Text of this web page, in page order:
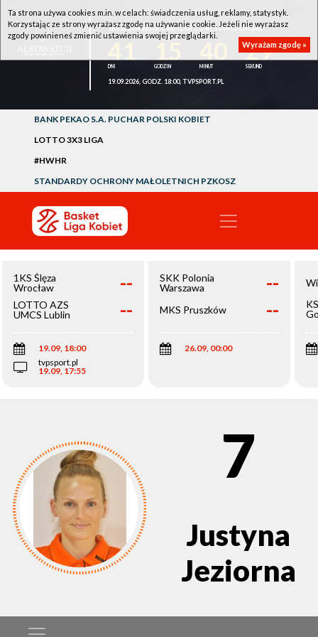
1KS ŚLĘZA WROCŁAW - LOTTO AZS UMCS LUBLIN
29
19.09.2026, GODZ. 18:00, TVPSPORT.PL
BANK PEKAO S.A. PUCHAR POLSKI KOBIET
LOTTO 3X3 LIGA
#HWHR
STANDARDY OCHRONY MAŁOLETNICH PZKOSZ
1KS Ślęza
Wrocław
--
LOTTO AZS
UMCS Lublin
--
19.09, 18:00
tvpsport.pl
19.09, 17:55
SKK Polonia
Warszawa
--
MKS Pruszków --
26.09, 00:00
7
Justyna
Jeziorna
Ta strona używa cookies m.in. w celach: świadczenia usług, reklamy, statystyk.
Korzystając ze strony wyrażasz zgodę na używanie cookie. Jeżeli nie wyrażasz
zgody powinieneś zmienić ustawienia swojej przeglądarki.
Wyrażam zgodę »